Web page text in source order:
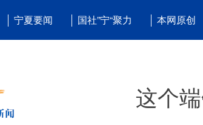
宁夏要闻 国社”宁“聚力 本网原创
这个